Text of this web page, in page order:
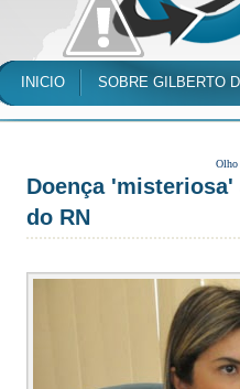
INICIO SOBRE GILBERTO
Olho
Doença
do RN